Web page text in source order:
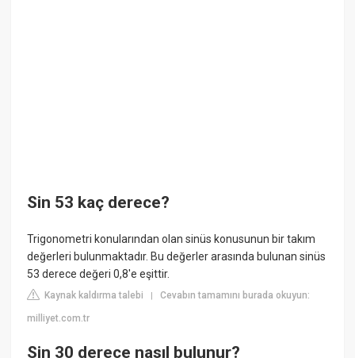
Sin 53 kaç derece?
Trigonometri konularından olan sinüs konusunun bir takım
değerleri bulunmaktadır. Bu değerler arasında bulunan sinüs
53 derece değeri 0,8'e eşittir.
Kaynak kaldırma talebi |Cevabın tamamını burada okuyun:
milliyet.com.tr
Sin 30 derece nasıl bulunur?